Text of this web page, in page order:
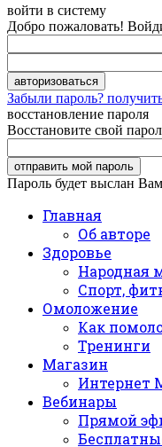
войти в систему
Добро пожаловать!
Забыли пароль?
восстановление пароля
Восстановите свой
Пароль будет выслан
Главная
Об авторе
Здоровье
Народная
Спорт,
Омоложение
Как
Тренинги
Магазин
Интернет
Вебинары
Прямой